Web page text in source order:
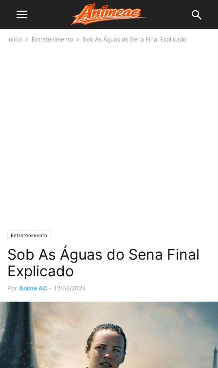
Início Entretenimento Sob As Águas do Sena Final Explicado
Entretenimento
Sob As Águas do Sena Final
Explicado
Por Anime AC - 12/06/2024